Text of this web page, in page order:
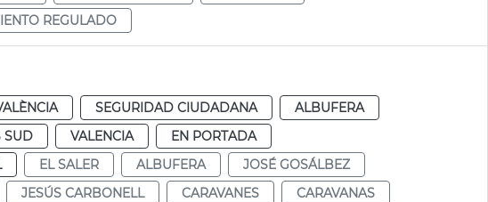
REGULADO
SEGURIDAD CIUDADANA
ALBUFERA
SUD VALENCIA
EN PORTADA
EL SALER ALBUFERA
JOSÉ GOSÁLBEZ
JESÚS CARBONELL CARAVANES CARAVANAS